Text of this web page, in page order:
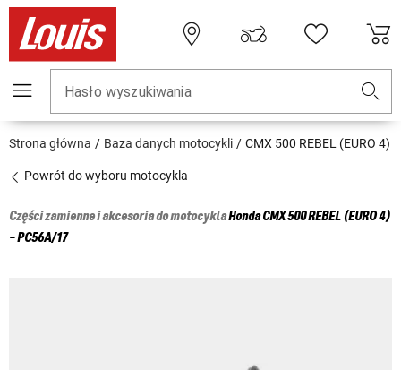
Hasło wyszukiwania
Strona główna Baza danych motocykli CMX 500 REBEL (EURO 4)
Powrót do wyboru motocykla
Części zamienne i akcesoria do motocyklaHondaCMX 500 REBEL (EURO 4)
- PC56A/17